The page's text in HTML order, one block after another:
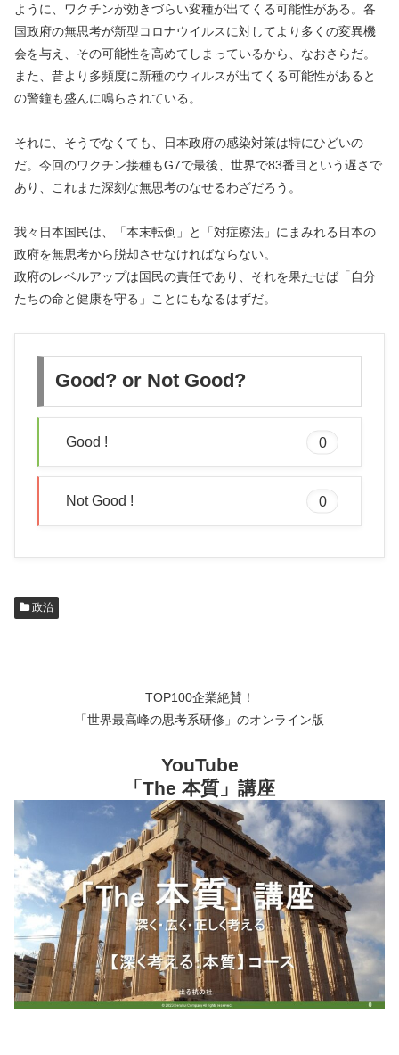
ように、ワクチンが効きづらい変種が出てくる可能性がある。各
国政府の無思考が新型コロナウイルスに対してより多くの変異機
会を与え、その可能性を高めてしまっているから、なおさらだ。
また、昔より多頻度に新種のウィルスが出てくる可能性があると
の警鐘も盛んに鳴らされている。
それに、そうでなくても、日本政府の感染対策は特にひどいの
だ。今回のワクチン接種もG7で最後、世界で83番目という遅さで
あり、これまた深刻な無思考のなせるわざだろう。
我々日本国民は、「本末転倒」と「対症療法」にまみれる日本の
政府を無思考から脱却させなければならない。
政府のレベルアップは国民の責任であり、それを果たせば「自分
たちの命と健康を守る」ことにもなるはずだ。
Good? or Not Good?
Good ! 0
Not Good ! 0
政治
TOP100企業絶賛！
「世界最高峰の思考系研修」のオンライン版
YouTube
「The 本質」講座